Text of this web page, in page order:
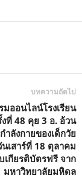
บทความถัดไป
ออนไลน์โรงเรียน
ที่ 48 คุย 3 อ. อ้วน
ำลังกายของเด็กวัย
นเสาร์ที่ 18 ตุลาคม
เกียรติบัตรฟรี จาก
มหาวิทยาลัยมหิดล